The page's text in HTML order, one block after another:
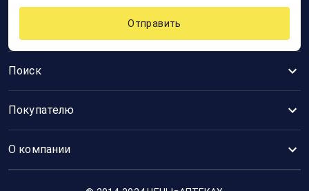
Поиск
Покупателю
О компании
Отправить